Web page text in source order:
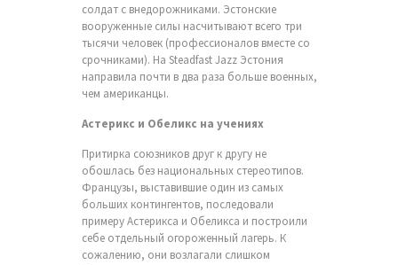
солдат с внедорожниками. Эстонские
вооруженные силы насчитывают всего три
тысячи человек (профессионалов вместе со
срочниками). На Steadfast Jazz Эстония
направила почти в два раза больше военных,
чем американцы.
Астерикс и Обеликс на учениях
Притирка союзников друг к другу не
обошлась без национальных стереотипов.
Французы, выставившие один из самых
больших контингентов, последовали
примеру Астерикса и Обеликса и построили
себе отдельный огороженный лагерь. К
сожалению, они возлагали слишком